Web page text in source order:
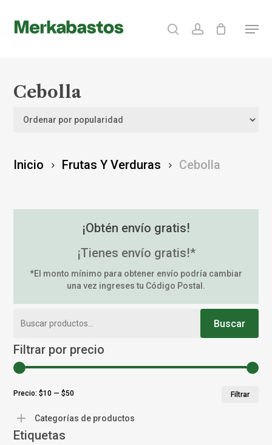
searchaccount Menu
Cebolla
Inicio Frutas Y Verduras Cebolla
¡Obtén envío gratis!
¡Tienes envío gratis!*
*El monto mínimo para obtener envío podría cambiar
una vez ingreses tu Código Postal.
Buscar
Buscar
Filtrar por precio
Filtrar
Precio:$10 —$50
Categorías de productos
Etiquetas
Close